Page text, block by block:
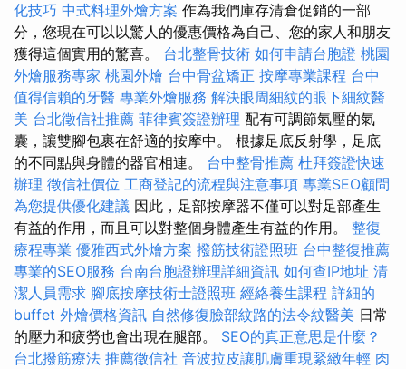
化技巧 中式料理外燴方案 作為我們庫存清倉促銷的一部
分，您現在可以以驚人的優惠價格為自己、您的家人和朋友
獲得這個實用的驚喜。 台北整骨技術 如何申請台胞證 桃園
外燴服務專家 桃園外燴 台中骨盆矯正 按摩專業課程 台中
值得信賴的牙醫 專業外燴服務 解決眼周細紋的眼下細紋醫
美 台北徵信社推薦 菲律賓簽證辦理 配有可調節氣壓的氣
囊，讓雙腳包裹在舒適的按摩中。 根據足底反射學，足底
的不同點與身體的器官相連。 台中整骨推薦 杜拜簽證快速
辦理 徵信社價位 工商登記的流程與注意事項 專業SEO顧問
為您提供優化建議 因此，足部按摩器不僅可以對足部產生
有益的作用，而且可以對整個身體產生有益的作用。 整復
療程專業 優雅西式外燴方案 撥筋技術證照班 台中整復推薦
專業的SEO服務 台南台胞證辦理詳細資訊 如何查IP地址 清
潔人員需求 腳底按摩技術士證照班 經絡養生課程 詳細的
buffet 外燴價格資訊 自然修復臉部紋路的法令紋醫美 日常
的壓力和疲勞也會出現在腿部。 SEO的真正意思是什麼？
台北撥筋療法 推薦徵信社 音波拉皮讓肌膚重現緊緻年輕 肉